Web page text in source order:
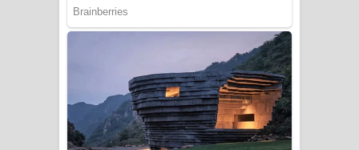
Doni Song Lyrics - දෝණි ගීතයේ පද
පෙළ
Benthara Palame Song Lyrics -